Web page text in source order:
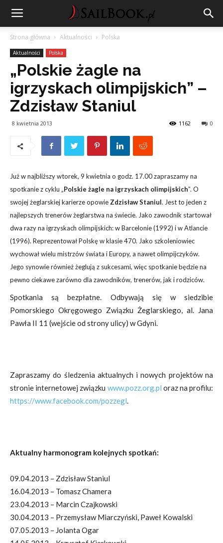
Strona główna Aktualności Polska
Aktualności Polska
„Polskie żagle na
igrzyskach olimpijskich” –
Zdzisław Staniul
8 kwietnia 2013 0
1162
Już w najbliższy wtorek, 9 kwietnia o godz. 17.00 zapraszamy na
spotkanie z cyklu „Polskie żagle na igrzyskach olimpijskich”. O
swojej żeglarskiej karierze opowie Zdzisław Staniul. Jest to jeden z
najlepszych trenerów żeglarstwa na świecie. Jako zawodnik startował
dwa razy na igrzyskach olimpijskich: w Barcelonie (1992) i w Atlancie
(1996). Reprezentował Polskę w klasie 470. Jako szkoleniowiec
wychował wielu mistrzów świata i Europy, a nawet olimpijczyków.
Jego synowie również żeglują z sukcesami, więc spotkanie będzie na
pewno ciekawe zarówno dla zawodników, trenerów, jak i rodziców.
Spotkania są bezpłatne. Odbywają się w siedzibie
Pomorskiego Okręgowego Związku Żeglarskiego, al. Jana
Pawła II 11 (wejście od strony ulicy) w Gdyni.
Zapraszamy do śledzenia aktualnych i nowych projektów na
stronie internetowej związku www.pozz.org.pl oraz na profilu:
https://www.facebook.com/pozzegl.
Aktualny harmonogram kolejnych spotkań:
09.04.2013 – Zdzisław Staniul
16.04.2013 – Tomasz Chamera
23.04.2013 – Marcin Czajkowski
30.04.2013 – Przemysław Miarczyński, Paweł Kowalski
07.05.2013 – Jolanta Ogar